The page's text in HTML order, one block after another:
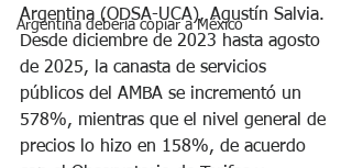
Argentina debería copiar a México
Argentina (ODSA-UCA), Agustín Salvia.
Desde diciembre de 2023 hasta agosto
de 2025, la canasta de servicios
públicos del AMBA se incrementó un
578%, mientras que el nivel general de
precios lo hizo en 158%, de acuerdo